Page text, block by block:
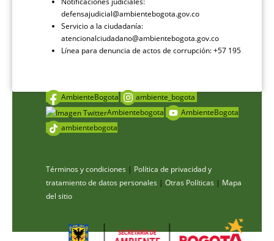
defensajudicial@ambientebogota.gov.co
Servicio a la ciudadanía:
atencionalciudadano@ambientebogota.gov.co
Línea para denuncia de actos de corrupción: +57 195
AmbienteBogota
ambiente_bogota
Ambientebogota
AmbienteBogota
ambientebogota
Términos y condiciones | Política de privacidad y
tratamiento de datos personales | Otras Políticas | Mapa
del sitio